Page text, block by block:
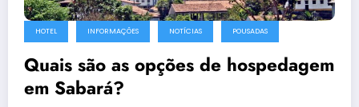
HOTEL INFORMAÇÕES NOTÍCIAS POUSADAS
Quais são as opções de hospedagem
em Sabará?